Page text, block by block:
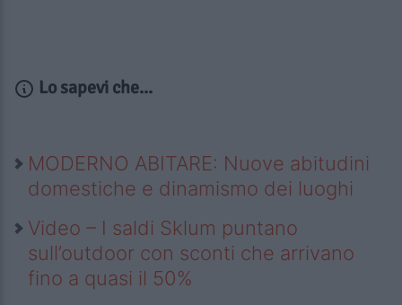
Lo sapevi che...
MODERNO ABITARE: Nuove abitudini
domestiche e dinamismo dei luoghi
Video – I saldi Sklum puntano
sull’outdoor con sconti che arrivano
fino a quasi il 50%